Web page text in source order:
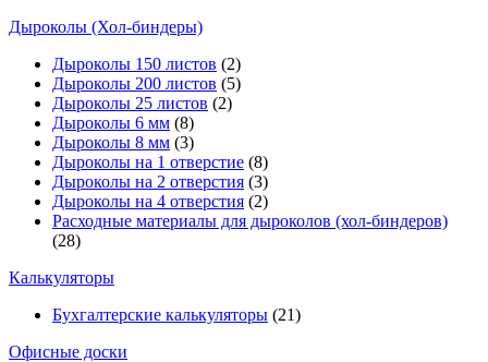
Дыроколы (Хол-биндеры)
Дыроколы 150 листов (2)
Дыроколы 200 листов (5)
Дыроколы 25 листов (2)
Дыроколы 6 мм (8)
Дыроколы 8 мм (3)
Дыроколы на 1 отверстие (8)
Дыроколы на 2 отверстия (3)
Дыроколы на 4 отверстия (2)
Расходные материалы для дыроколов (хол-биндеров)
(28)
Калькуляторы
Бухгалтерские калькуляторы (21)
Офисные доски